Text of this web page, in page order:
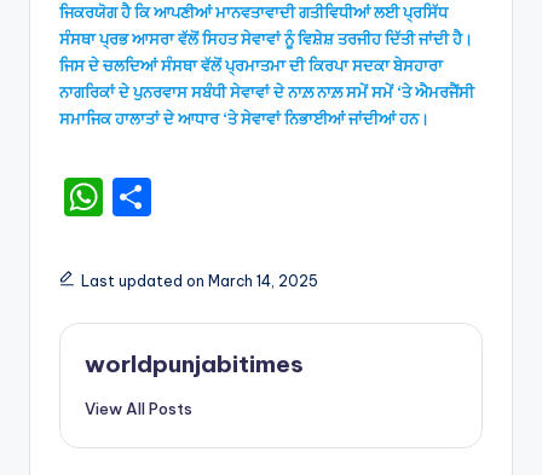
ਜਿਕਰਯੋਗ ਹੈ ਕਿ ਆਪਣੀਆਂ ਮਾਨਵਤਾਵਾਦੀ ਗਤੀਵਿਧੀਆਂ ਲਈ ਪ੍ਰਸਿੱਧ
ਸੰਸਥਾ ਪ੍ਰਭ ਆਸਰਾ ਵੱਲੋਂ ਸਿਹਤ ਸੇਵਾਵਾਂ ਨੂੰ ਵਿਸ਼ੇਸ਼ ਤਰਜੀਹ ਦਿੱਤੀ ਜਾਂਦੀ ਹੈ।
ਜਿਸ ਦੇ ਚਲਦਿਆਂ ਸੰਸਥਾ ਵੱਲੋਂ ਪ੍ਰਮਾਤਮਾ ਦੀ ਕਿਰਪਾ ਸਦਕਾ ਬੇਸਹਾਰਾ
ਨਾਗਰਿਕਾਂ ਦੇ ਪੁਨਰਵਾਸ ਸਬੰਧੀ ਸੇਵਾਵਾਂ ਦੇ ਨਾਲ਼ ਨਾਲ਼ ਸਮੇਂ ਸਮੇਂ ‘ਤੇ ਐਮਰਜੈਂਸੀ
ਸਮਾਜਿਕ ਹਾਲਾਤਾਂ ਦੇ ਆਧਾਰ ‘ਤੇ ਸੇਵਾਵਾਂ ਨਿਭਾਈਆਂ ਜਾਂਦੀਆਂ ਹਨ।
W
a
ts
A
p
ar
e
Last updated on March 14, 2025
worldpunjabitimes
View All Posts